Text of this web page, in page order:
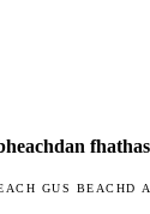
GUS BEACHD